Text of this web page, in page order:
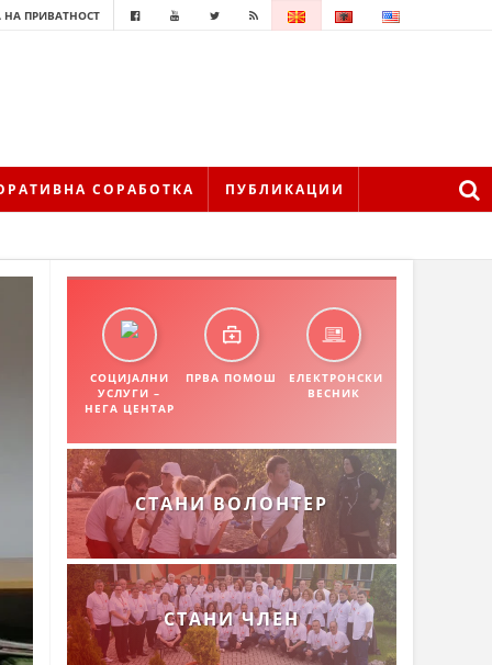
ПРИВАТНОСТ
СОРАБОТКА ПУБЛИКАЦИИ
СОЦИЈАЛНИ
УСЛУГИ –
НЕГА ЦЕНТАР
ПРВА ПОМОШ
ЕЛЕКТРОНСКИ
ВЕСНИК
СТАНИ ВОЛОНТЕР
СТАНИ ЧЛЕН